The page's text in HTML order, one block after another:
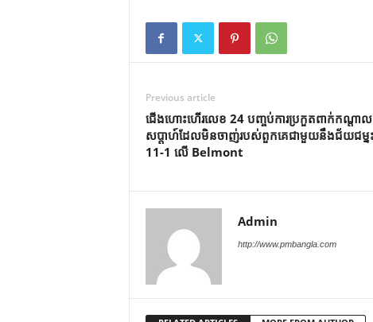
Previous article
ជើងហោះហើរលេខ 24 បញ្ចប់ការប្រកួតពាក់កណ្តាល
សប្តាហ៍ដែលមិនចាញ់របស់ពួកគេជាមួយនឹងជ័យជម្ន
11-1 លើ Belmont
Admin
http://www.pmbangla.com